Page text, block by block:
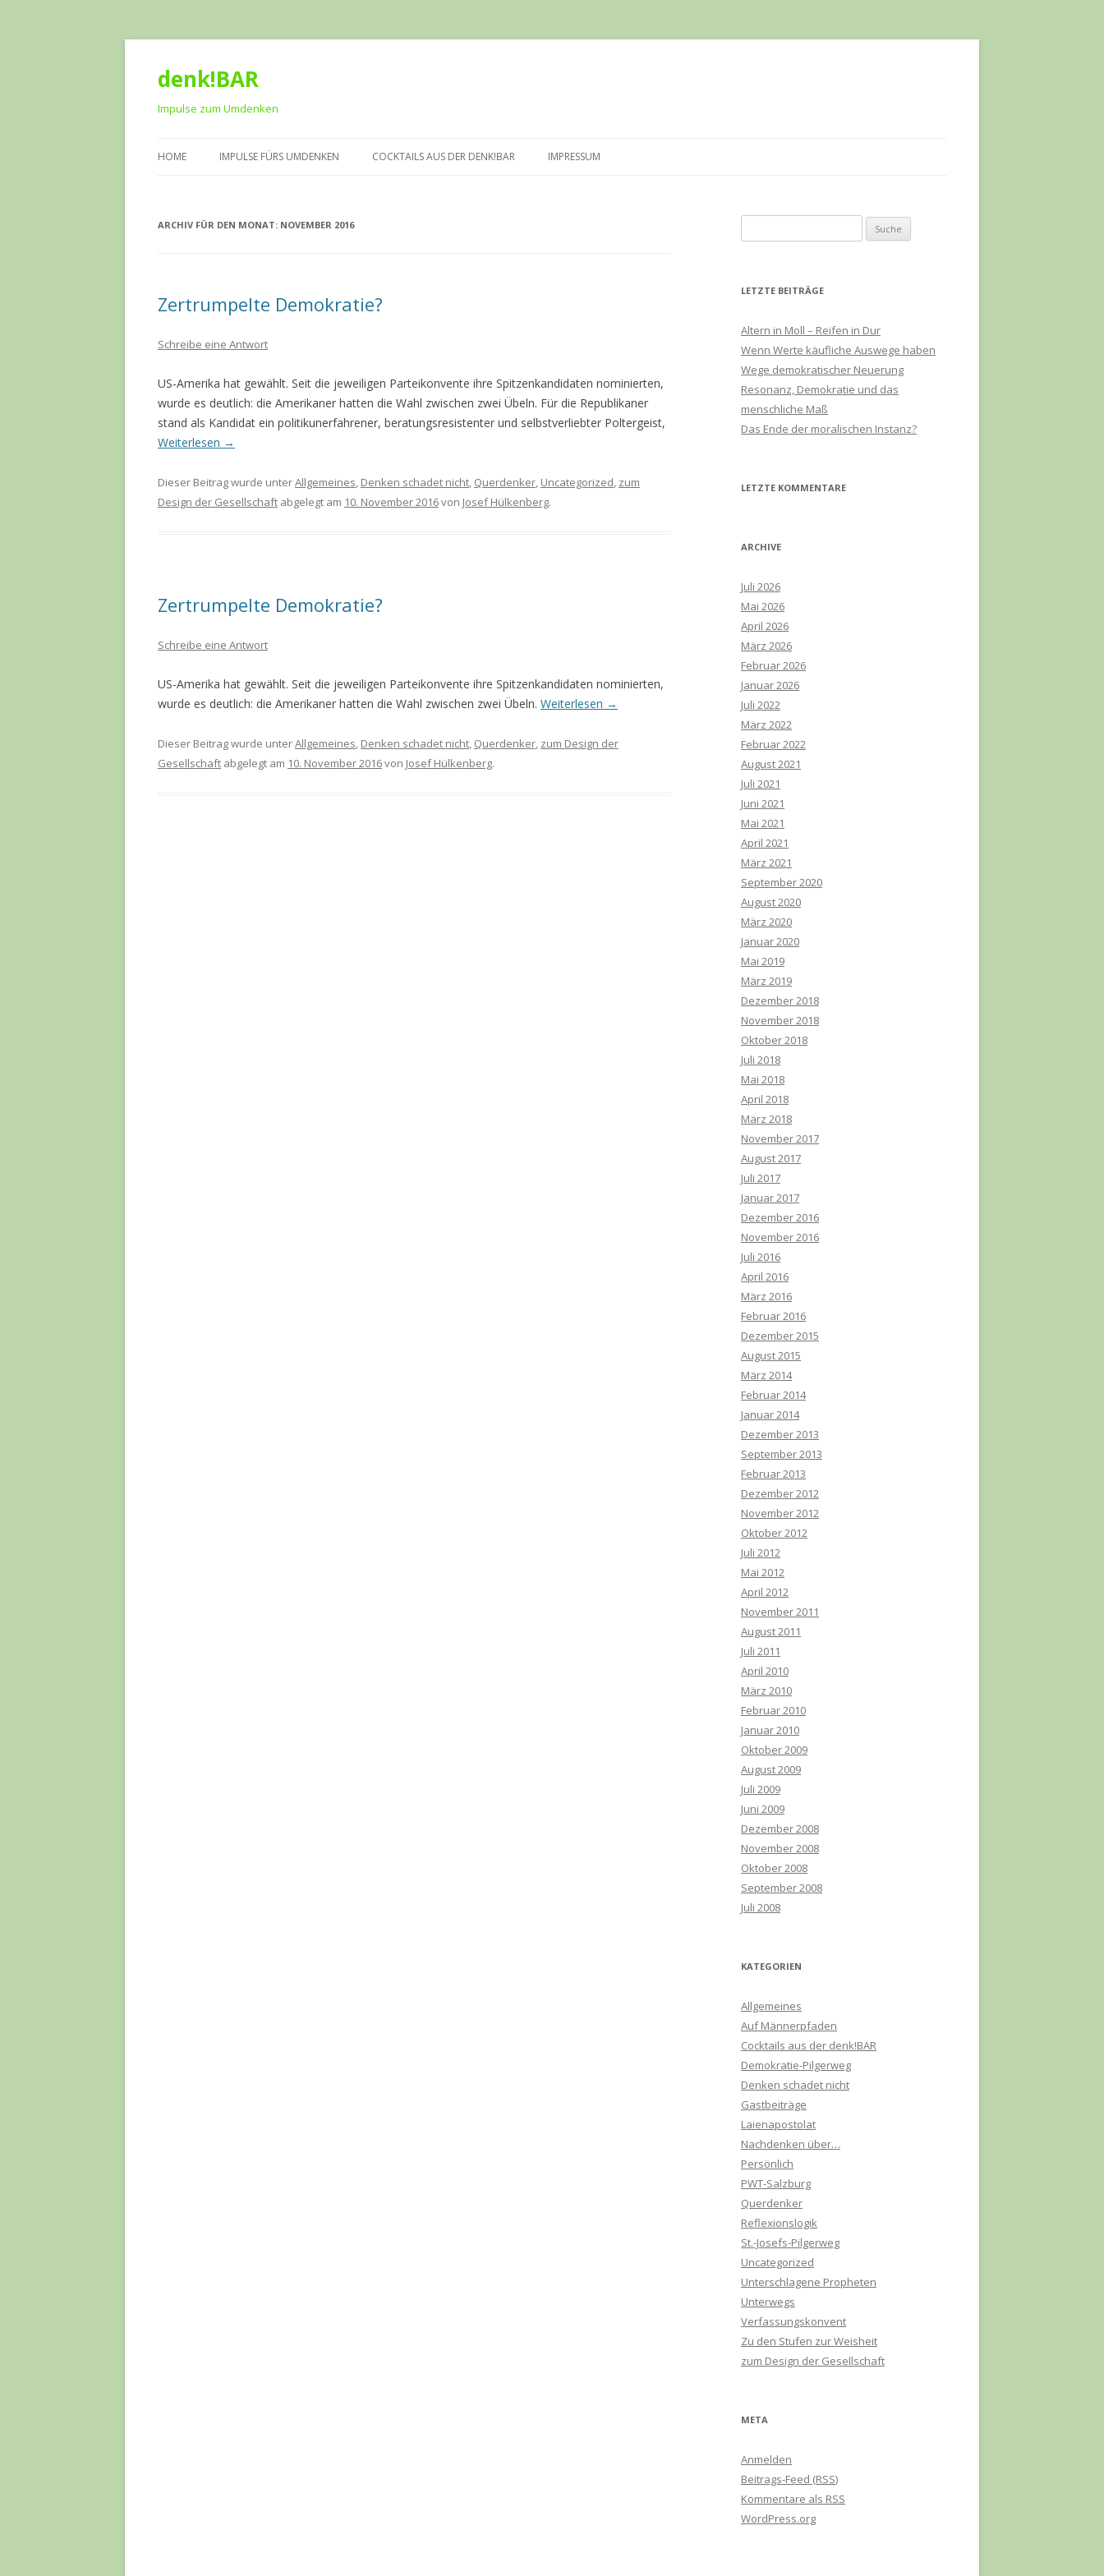
denk!BAR
Impulse zum Umdenken
zum
HOME IMPULSE FÜRS UMDENKEN COCKTAILS AUS DER DENK!BAR IMPRESSUM
ARCHIV FÜR DEN MONAT: NOVEMBER 2016
Zertrumpelte Demokratie?
Schreibe eine Antwort
US-Amerika hat gewählt. Seit die jeweiligen Parteikonvente ihre Spitzenkandidaten nominierten,
wurde es deutlich: die Amerikaner hatten die Wahl zwischen zwei Übeln. Für die Republikaner
stand als Kandidat ein politikunerfahrener, beratungsresistenter und selbstverliebter Poltergeist,
Weiterlesen →
Dieser Beitrag wurde unterAllgemeines, Denken schadet nicht, Querdenker, Uncategorized, zum
Design der Gesellschaft abgelegt am 10. November 2016von Josef Hülkenberg.
Zertrumpelte Demokratie?
Schreibe eine Antwort
US-Amerika hat gewählt. Seit die jeweiligen Parteikonvente ihre Spitzenkandidaten nominierten,
wurde es deutlich: die Amerikaner hatten die Wahl zwischen zwei Übeln. Weiterlesen →
Dieser Beitrag wurde unterAllgemeines, Denken schadet nicht, Querdenker, zum Design der
Gesellschaft abgelegt am 10. November 2016von Josef Hülkenberg.
u
h
n
a
c
h
LETZTE BEITRÄGE
Altern in Moll – Reifen in Dur
Wenn Werte käufliche Auswege haben
Wege demokratischer Neuerung
Resonanz, Demokratie und das
menschliche Maß
Das Ende der moralischen Instanz?
LETZTE KOMMENTARE
ARCHIVE
Juli 2026
Mai 2026
April 2026
März 2026
Februar 2026
Januar 2026
Juli 2022
März 2022
Februar 2022
August 2021
Juli 2021
Juni 2021
Mai 2021
April 2021
März 2021
September 2020
August 2020
März 2020
Januar 2020
Mai 2019
März 2019
Dezember 2018
November 2018
Oktober 2018
Juli 2018
Mai 2018
April 2018
März 2018
November 2017
August 2017
Juli 2017
Januar 2017
Dezember 2016
November 2016
Juli 2016
April 2016
März 2016
Februar 2016
Dezember 2015
August 2015
März 2014
Februar 2014
Januar 2014
Dezember 2013
September 2013
Februar 2013
Dezember 2012
November 2012
Oktober 2012
Juli 2012
Mai 2012
April 2012
November 2011
August 2011
Juli 2011
April 2010
März 2010
Februar 2010
Januar 2010
Oktober 2009
August 2009
Juli 2009
Juni 2009
Dezember 2008
November 2008
Oktober 2008
September 2008
Juli 2008
KATEGORIEN
Allgemeines
Auf Männerpfaden
Cocktails aus der denk!BAR
Demokratie-Pilgerweg
Denken schadet nicht
Gastbeiträge
Laienapostolat
Nachdenken über…
Persönlich
PWT-Salzburg
Querdenker
Reflexionslogik
St.-Josefs-Pilgerweg
Uncategorized
Unterschlagene Propheten
Unterwegs
Verfassungskonvent
Zu den Stufen zur Weisheit
zum Design der Gesellschaft
META
Anmelden
Beitrags-Feed (RSS)
Kommentare als RSS
WordPress.org